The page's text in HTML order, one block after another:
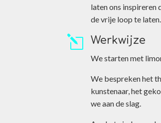
laten ons inspireren
de vrije loop te laten.
l Werkwijze
We starten met
We bespreken het
kunstenaar, het
we aan de slag.